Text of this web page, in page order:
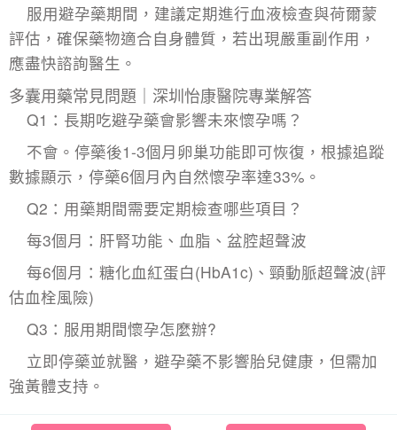
服用避孕藥期間，建議定期進行血液檢查與荷爾蒙
評估，確保藥物適合自身體質，若出現嚴重副作用，
應盡快諮詢醫生。
多囊用藥常見問題｜深圳怡康醫院專業解答
Q1：長期吃避孕藥會影響未來懷孕嗎？
不會。停藥後1-3個月卵巢功能即可恢復，根據追蹤
數據顯示，停藥6個月內自然懷孕率達33%。
Q2：用藥期間需要定期檢查哪些項目？
每3個月：肝腎功能、血脂、盆腔超聲波
每6個月：糖化血紅蛋白(HbA1c)、頸動脈超聲波(評
估血栓風險)
Q3：服用期間懷孕怎麼辦?
立即停藥並就醫，避孕藥不影響胎兒健康，但需加
強黃體支持。